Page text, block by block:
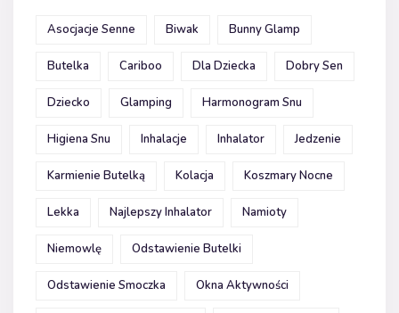
Asocjacje Senne Biwak Bunny Glamp
Butelka Cariboo Dla Dziecka Dobry Sen
Dziecko Glamping Harmonogram Snu
Higiena Snu Inhalacje Inhalator Jedzenie
Karmienie Butelką Kolacja Koszmary Nocne
Lekka Najlepszy Inhalator Namioty
Niemowlę Odstawienie Butelki
Odstawienie Smoczka Okna Aktywności